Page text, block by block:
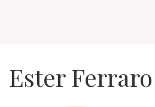
Ester Ferraro